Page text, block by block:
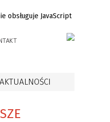
obsługuje JavaScript
Kontakt